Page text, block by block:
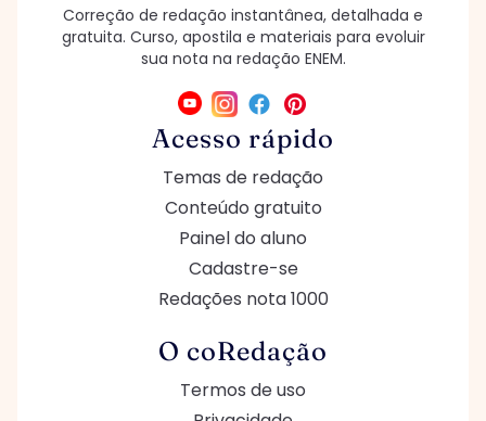
Correção de redação instantânea, detalhada e
gratuita. Curso, apostila e materiais para evoluir
sua nota na redação ENEM.
Acesso rápido
Temas de redação
Conteúdo gratuito
Painel do aluno
Cadastre-se
Redações nota 1000
O coRedação
Termos de uso